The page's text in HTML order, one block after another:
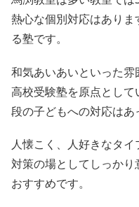
熱心な個別対応はあり
る塾です。
和気あいあいといった雰
高校受験塾を原点とし
段の子どもへの対応はあ
人懐こく、人好きなタイ
対策の場としてしっか
おすすめです。